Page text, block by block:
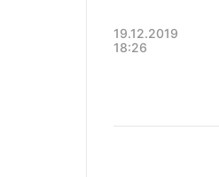
19.12.2019
18:26